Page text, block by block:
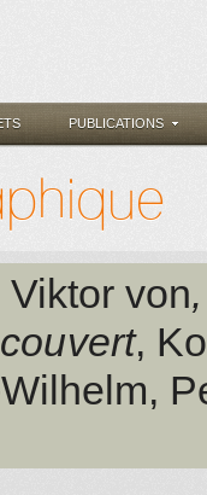
PUBLICATIONS
von
,